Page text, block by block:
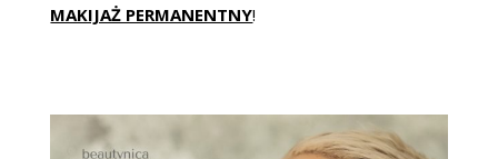
MAKIJAŻ PERMANENTNY!